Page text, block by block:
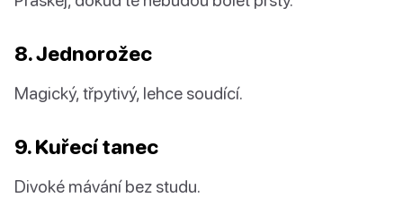
8. Jednorožec
Magický, třpytivý, lehce soudící.
9. Kuřecí tanec
Divoké mávání bez studu.